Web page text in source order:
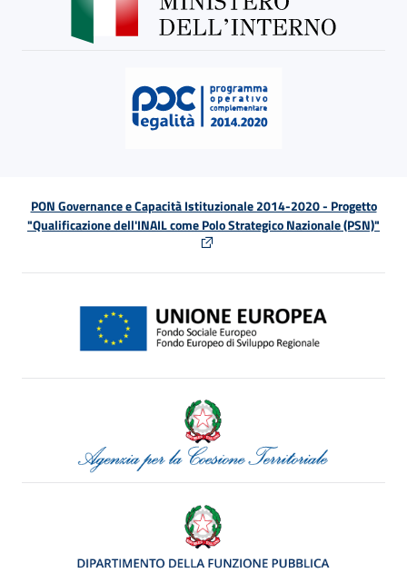
PON Governance e Capacità Istituzionale 2014-2020 - Progetto
"Qualificazione dell'INAIL come Polo Strategico Nazionale (PSN)"